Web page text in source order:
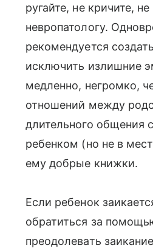
ругайте, не кричите,
невропатологу.
рекомендуется
исключить излишние
медленно, негромко,
отношений между
длительного общения
ребенком (но не в
ему добрые книжки.
Если ребенок
обратиться за
преодолевать